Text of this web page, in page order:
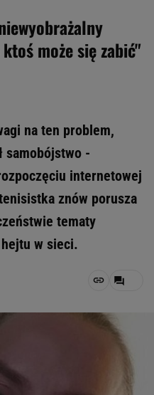
może się zabić"
na ten problem,
samobójstwo -
internetowej
znów porusza
tematy
w sieci.